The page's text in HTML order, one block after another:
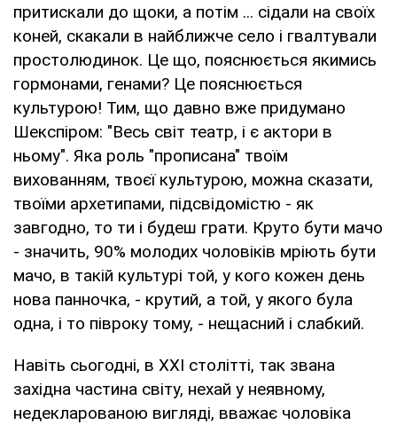
притискали до щоки, а потім ... сідали на своїх
коней, скакали в найближче село і гвалтували
простолюдинок. Це що, пояснюється якимись
гормонами, генами? Це пояснюється
культурою! Тим, що давно вже придумано
Шекспіром: "Весь світ театр, і є актори в
ньому". Яка роль "прописана" твоїм
вихованням, твоєї культурою, можна сказати,
твоїми архетипами, підсвідомістю - як
завгодно, то ти і будеш грати. Круто бути мачо
- значить, 90% молодих чоловіків мріють бути
мачо, в такій культурі той, у кого кожен день
нова панночка, - крутий, а той, у якого була
одна, і то півроку тому, - нещасний і слабкий.
Навіть сьогодні, в XXI столітті, так звана
західна частина світу, нехай у неявному,
недекларованою вигляді, вважає чоловіка